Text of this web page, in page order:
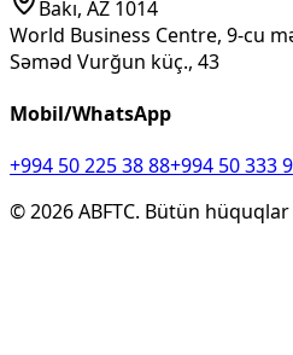
Bakı, AZ 1014
World Business Centre, 9-cu
Səməd Vurğun küç., 43
Mobil/WhatsApp
+994 50 225 38 88+994 50 333
©2026ABFTC. Bütün